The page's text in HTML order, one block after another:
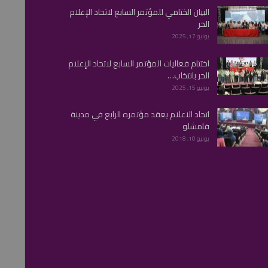
البيان الختامي للمؤتمر السابع لاتحاد الإعلام
الحر
يونيو 17, 2025
اختتام فعاليات المؤتمر السابع لاتحاد الإعلام
الحر بانتخاب…
يونيو 15, 2025
اتحاد الاعلام يعقد مؤتمره الرابع في مدينة
قامشلو
يونيو 10, 2018